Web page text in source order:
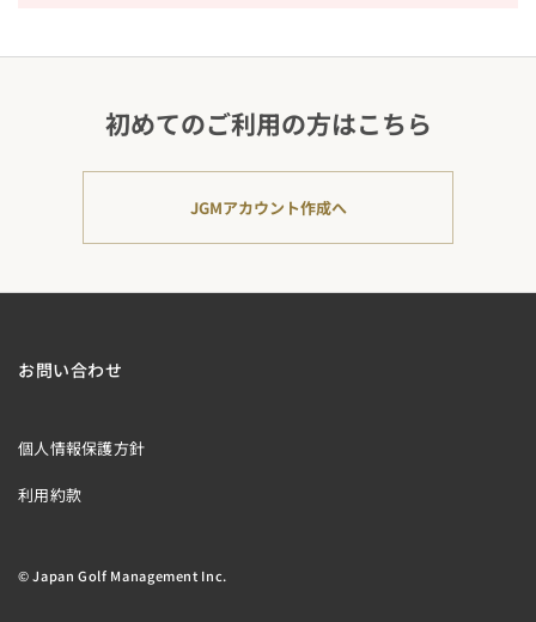
初めてのご利用の方はこちら
JGMアカウント作成へ
お問い合わせ
個人情報保護方針
利用約款
© Japan Golf Management Inc.